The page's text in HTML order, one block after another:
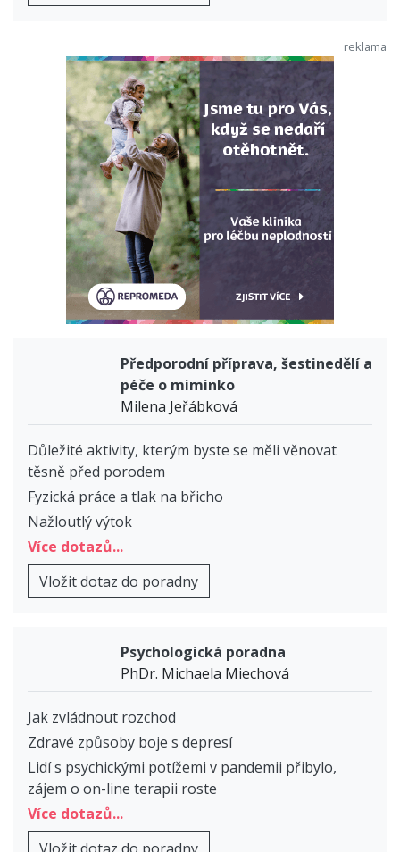
Předporodní příprava, šestinedělí a
péče o miminko
Milena Jeřábková
Důležité aktivity, kterým byste se měli věnovat
těsně před porodem
Fyzická práce a tlak na břicho
Nažloutlý výtok
Více dotazů...
Vložit dotaz do poradny
Psychologická poradna
PhDr. Michaela Miechová
Jak zvládnout rozchod
Zdravé způsoby boje s depresí
Lidí s psychickými potížemi v pandemii přibylo,
zájem o on-line terapii roste
Více dotazů...
Vložit dotaz do poradny